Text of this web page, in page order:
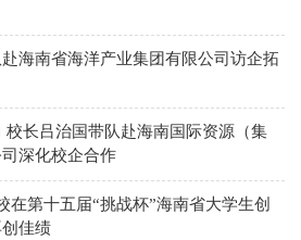
海南省海洋产业集团有限公司访企拓
校长吕治国带队赴海南国际资源（集
深化校企合作
在第十五届“挑战杯”海南省大学生创
佳绩